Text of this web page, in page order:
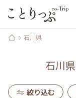
石川県
石川県
絞り込む